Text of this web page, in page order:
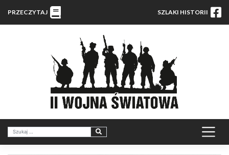
PRZECZYTAJ SZLAKI HISTORII